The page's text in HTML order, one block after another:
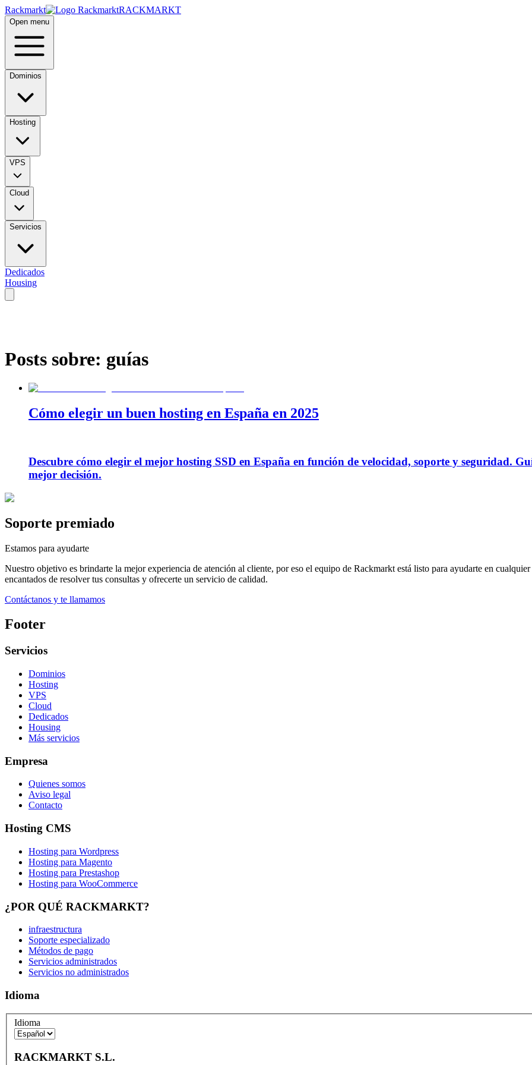
Rackmarkt RACKMARKT
Open menu
Dominios
Hosting
VPS
Cloud
Servicios
Dedicados
Housing
Posts sobre: guías
Cómo elegir un buen hosting en España en 2025
Descubre cómo elegir el mejor hosting SSD en España en función de velocidad, soporte y seguridad.
mejor decisión.
Soporte premiado
Estamos para ayudarte
Nuestro objetivo es brindarte la mejor experiencia de atención al cliente, por eso el equipo de Rackmarkt está listo para ayudarte en
encantados de resolver tus consultas y ofrecerte un servicio de calidad.
Contáctanos y te llamamos
Footer
Servicios
Dominios
Hosting
VPS
Cloud
Dedicados
Housing
Más servicios
Empresa
Quienes somos
Aviso legal
Contacto
Hosting CMS
Hosting para Wordpress
Hosting para Magento
Hosting para Prestashop
Hosting para WooCommerce
¿POR QUÉ RACKMARKT?
infraestructura
Soporte especializado
Métodos de pago
Servicios administrados
Servicios no administrados
Idioma
Idioma
RACKMARKT S.L.